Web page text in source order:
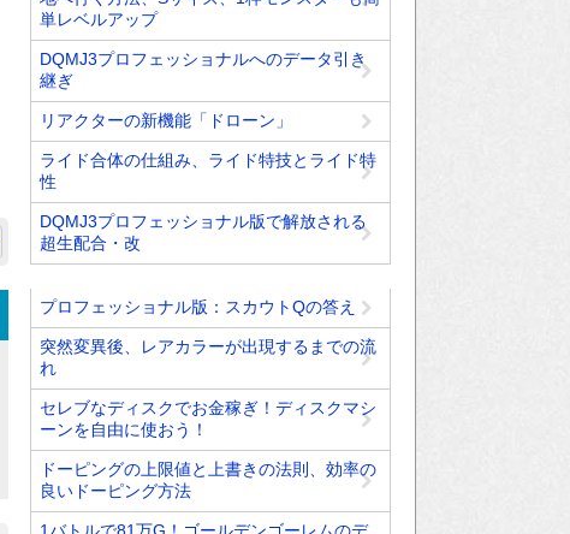
単レベルアップ
DQMJ3プロフェッショナルへのデータ引き
継ぎ
リアクターの新機能「ドローン」
ライド合体の仕組み、ライド特技とライド特
性
DQMJ3プロフェッショナル版で解放される
超生配合・改
プロフェッショナル版：スカウトQの答え
突然変異後、レアカラーが出現するまでの流
れ
セレブなディスクでお金稼ぎ！ディスクマシ
ーンを自由に使おう！
ドーピングの上限値と上書きの法則、効率の
良いドーピング方法